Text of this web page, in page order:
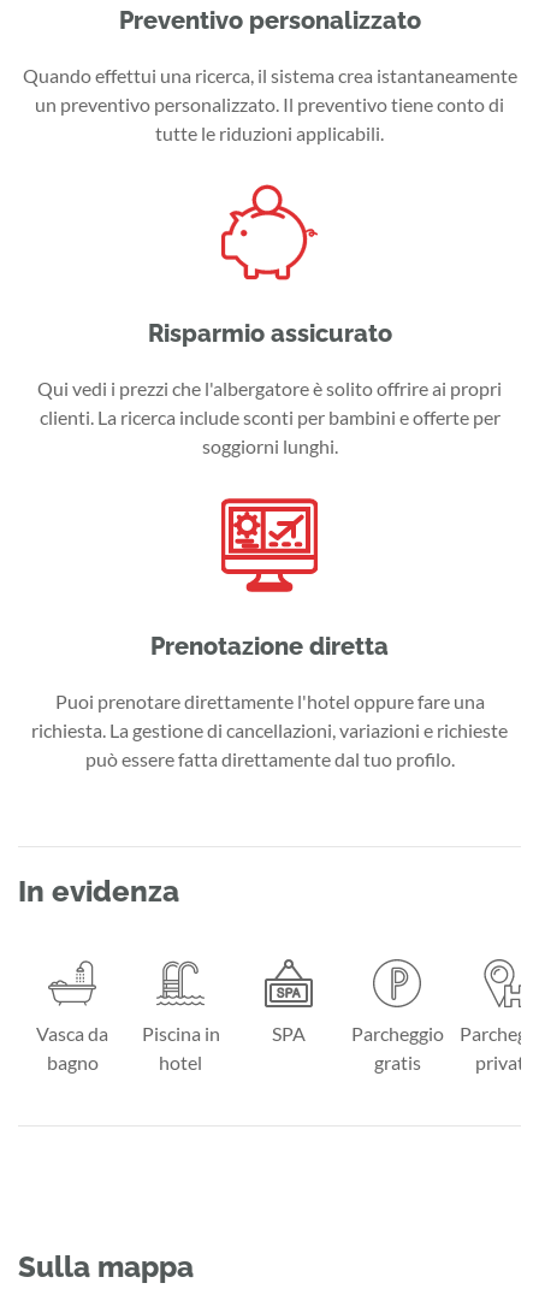
Preventivo personalizzato
Quando effettui una ricerca, il sistema crea istantaneamente
un preventivo personalizzato. Il preventivo tiene conto di
tutte le riduzioni applicabili.
Risparmio assicurato
Qui vedi i prezzi che l'albergatore è solito offrire ai propri
clienti. La ricerca include sconti per bambini e offerte per
soggiorni lunghi.
Prenotazione diretta
Puoi prenotare direttamente l'hotel oppure fare una
richiesta. La gestione di cancellazioni, variazioni e richieste
può essere fatta direttamente dal tuo profilo.
In evidenza
Vasca da
bagno
Piscina in
hotel
SPA
Parcheggio
gratis
privato
Sulla mappa